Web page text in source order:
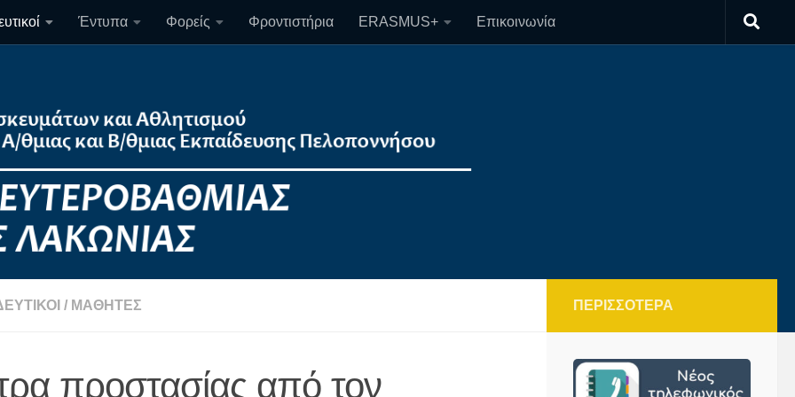
Έντυπα Φορείς Φροντιστήρια ERASMUS+ Επικοινωνία
/ ΜΑΘΗΤΈΣ
προστασίας από τον
ΠΕΡΙΣΣΌΤΕΡΑ